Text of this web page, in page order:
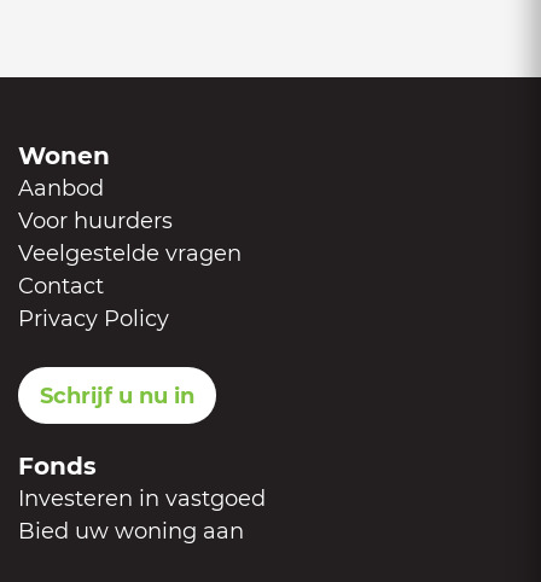
Wonen
Aanbod
Voor huurders
Veelgestelde vragen
Contact
Privacy Policy
Schrijf u nu in
Fonds
Investeren in vastgoed
Bied uw woning aan